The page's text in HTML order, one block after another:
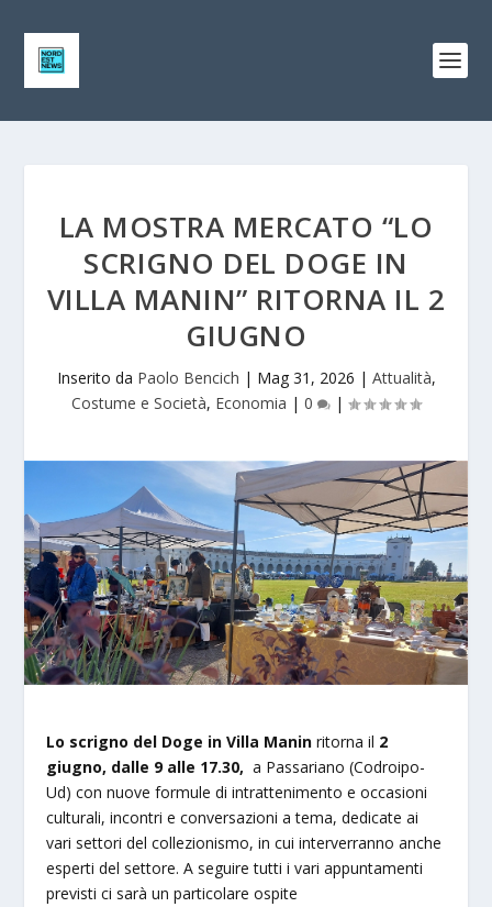
LA MOSTRA MERCATO “LO
SCRIGNO DEL DOGE IN
VILLA MANIN” RITORNA IL 2
GIUGNO
Inserito da Paolo Bencich | Mag 31, 2026 | Attualità,
Costume e Società, Economia | 0 |
Lo scrigno del Doge in Villa Manin ritorna il 2
giugno, dalle 9 alle 17.30, a Passariano (Codroipo-
Ud) con nuove formule di intrattenimento e occasioni
culturali, incontri e conversazioni a tema, dedicate ai
vari settori del collezionismo, in cui interverranno anche
esperti del settore. A seguire tutti i vari appuntamenti
previsti ci sarà un particolare ospite